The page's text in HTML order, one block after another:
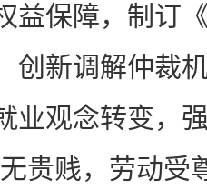
益保障，制订
创新调解仲裁
业观念转变，
贵贱，劳动受